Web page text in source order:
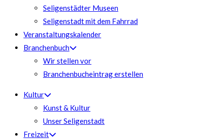
Seligenstädter Museen
Seligenstadt mit dem Fahrrad
Veranstaltungskalender
Branchenbuch
Wir stellen vor
Branchenbucheintrag erstellen
Kultur
Kunst & Kultur
Unser Seligenstadt
Freizeit